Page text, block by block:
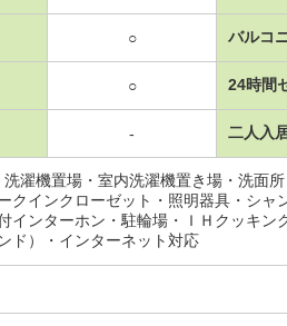
○ バルコ
○ 24時間
- 二人入
濯機置場・室内洗濯機置き場・洗面
クインクローゼット・照明器具・シャ
インターホン・駐輪場・ＩＨクッキン
ド）・インターネット対応